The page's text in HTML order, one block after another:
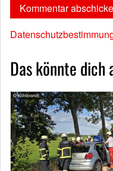
Das könnte dich